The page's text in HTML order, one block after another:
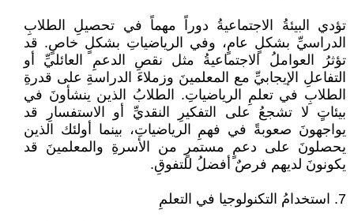
تؤدي البيئةُ الاجتماعيةُ دوراً مهماً في تحصيلِ الطلابِ
الدراسيِّ بشكلٍ عامٍ، وفي الرياضياتِ بشكلٍ خاصٍ. قد
تؤثرُ العواملُ الاجتماعيةُ مثل نقصِ الدعمِ العائليِّ أو
التفاعلِ الإيجابيِّ مع المعلمينَ وزملاءَ الدراسةِ على قدرةِ
الطلابِ في تعلمِ الرياضياتِ. الطلابُ الذين ينشأونَ في
بيئاتٍ لا تشجعُ على التفكيرِ النقديِّ أو الاستفسارِ قد
يواجهونَ صعوبةً في فهمِ الرياضياتِ، بينما أولئك الذين
يحصلونَ على دعمٍ مستمرٍ من الأسرةِ والمعلمينَ قد
يكونونَ لديهم فرصٌ أفضلُ للتفوقِ.
7. استخدامُ التكنولوجيا في التعلمِ